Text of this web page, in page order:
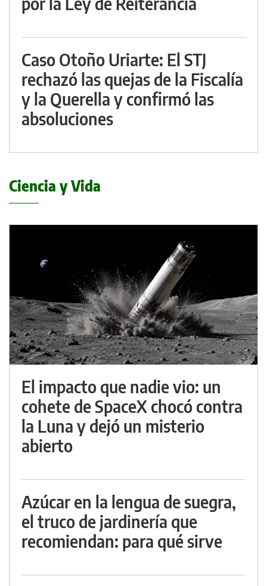
Caso Otoño Uriarte: El STJ
rechazó las quejas de la Fiscalía
y la Querella y confirmó las
absoluciones
Ciencia y Vida
El impacto que nadie vio: un
cohete de SpaceX chocó contra
la Luna y dejó un misterio
abierto
Azúcar en la lengua de suegra,
el truco de jardinería que
recomiendan: para qué sirve